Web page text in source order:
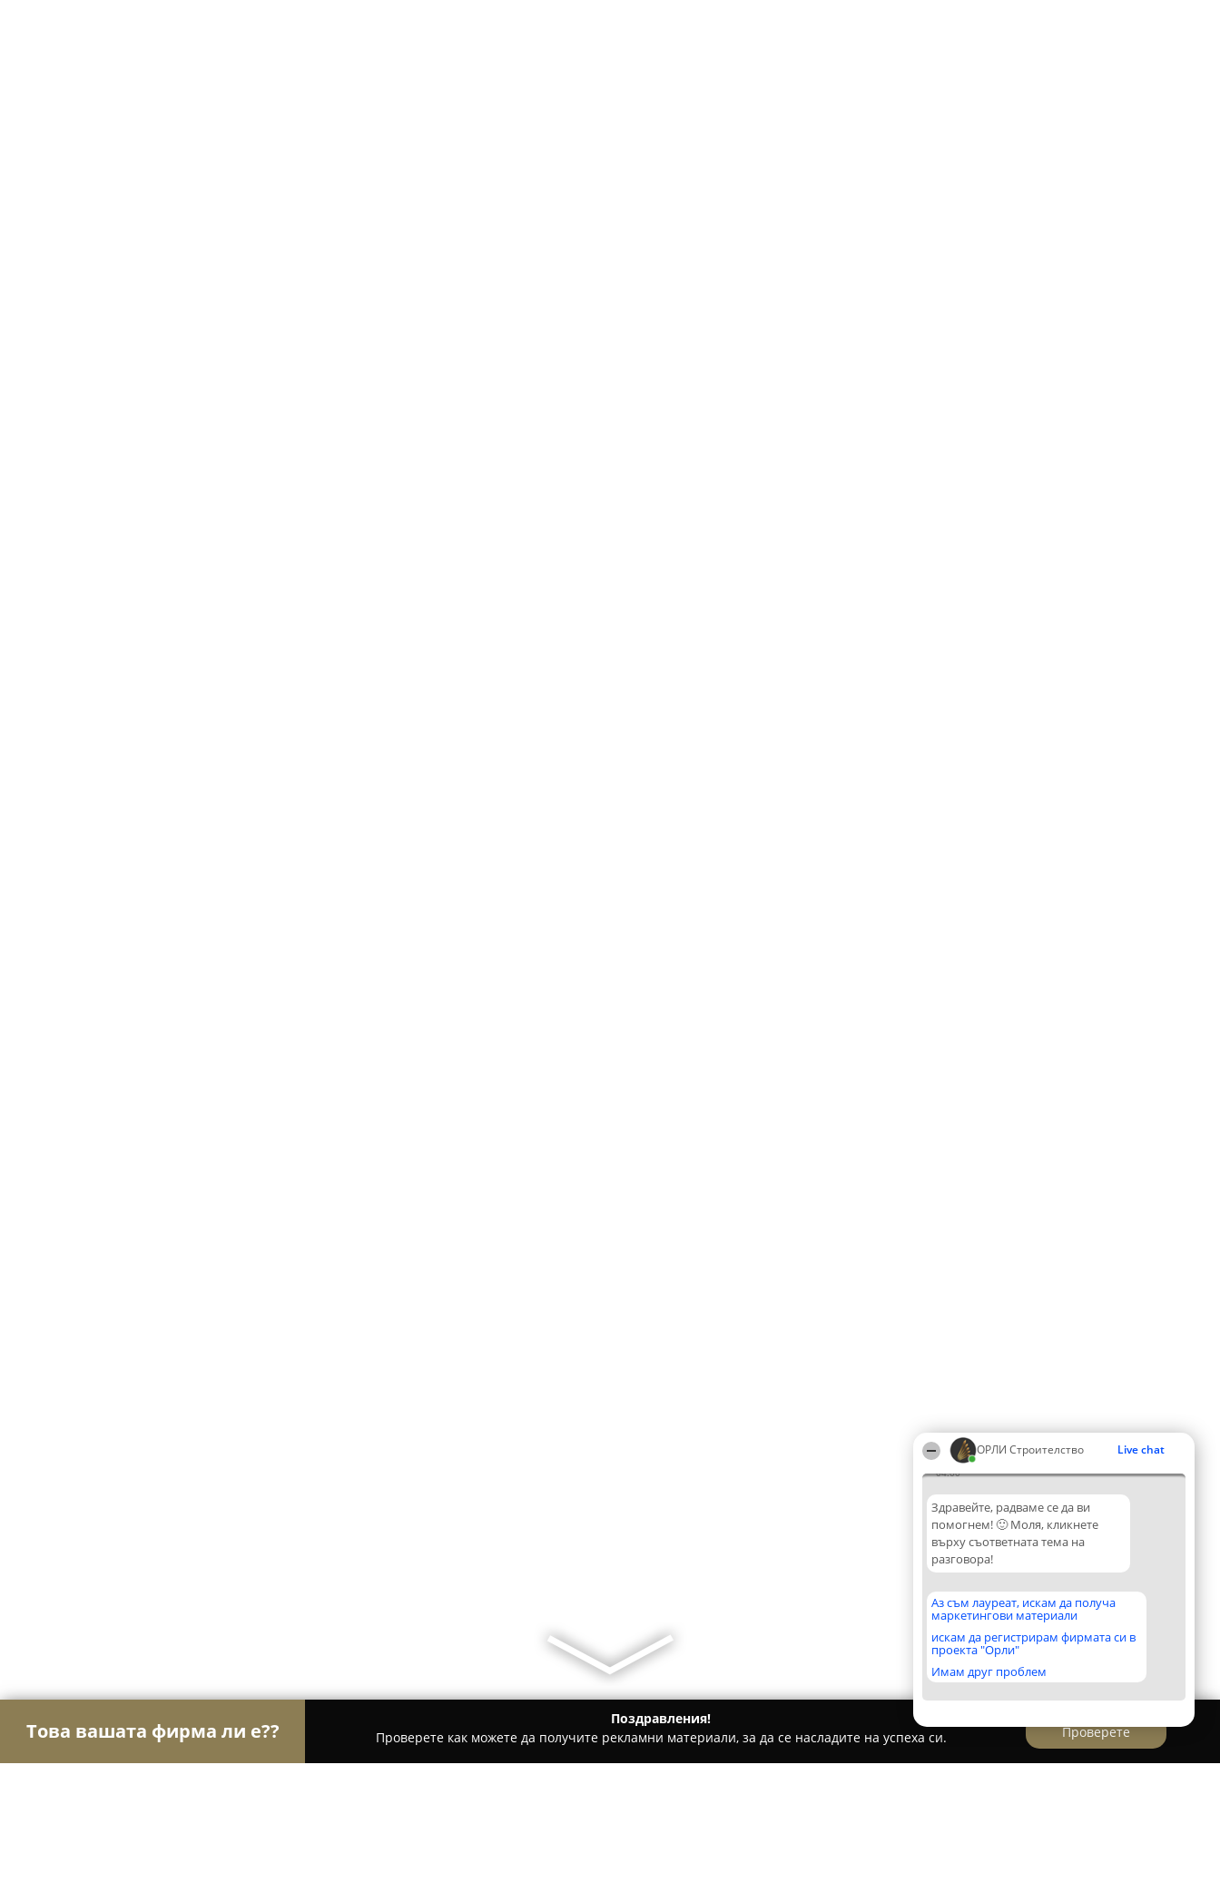
ОРЛИ Строителство Live chat
04:00
Здравейте, радваме се да ви
помогнем! 🙂 Моля, кликнете
върху съответната тема на
разговора!
Аз съм лауреат, искам да получа
маркетингови материали
искам да регистрирам фирмата си в
проекта "Орли"
Имам друг проблем
Това вашата фирма ли е??
Поздравления!
Проверете как можете да получите рекламни материали, за да се насладите на успеха си.
Проверете